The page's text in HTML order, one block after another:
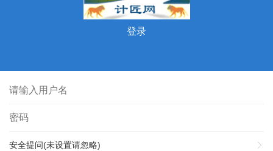
登录
安全提问(未设置请忽略)